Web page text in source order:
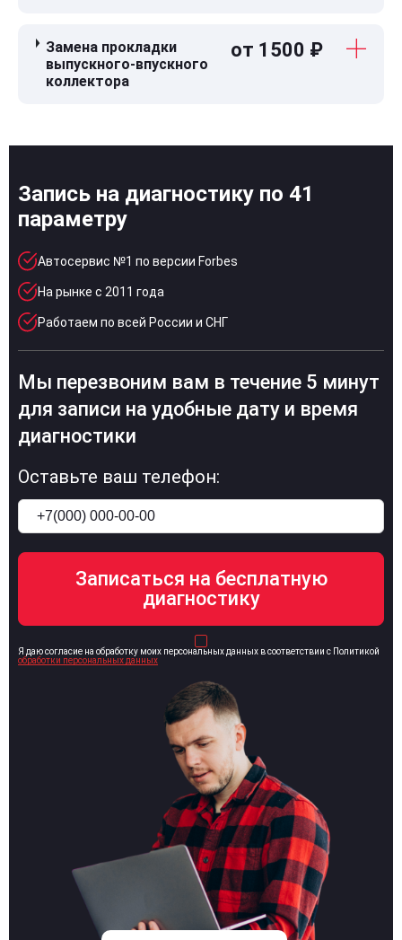
Замена прокладки
выпускного-впускного
коллектора
от 1500 ₽
Запись на диагностику по 41
параметру
Автосервис №1 по версии Forbes
На рынке с 2011 года
Работаем по всей России и СНГ
Мы перезвоним вам в течение 5 минут
для записи на удобные дату и время
диагностики
Оставьте ваш телефон:
Я даю согласие на обработку моих персональных данных в соответствии с Политикой
обработки персональных данных